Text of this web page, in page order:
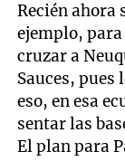
Recién ahora
ejemplo,
cruzar a
Sauces,
eso, en esa
sentar las
El plan para